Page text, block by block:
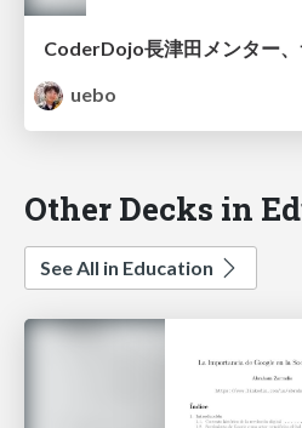
CoderDojo長津田メンター
uebo
Other Decks in
See All in Education